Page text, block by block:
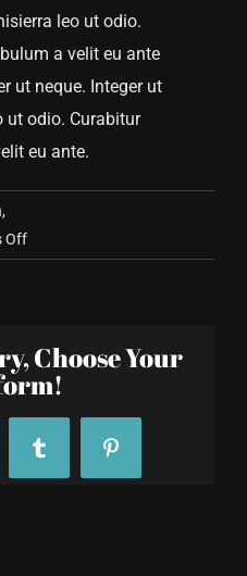
leo ut odio.
a velit eu ante
ut neque. Integer ut
ut odio. Curabitur
eu ante.
Offon
to
Split
Choose Your
Tumblr Pinterest